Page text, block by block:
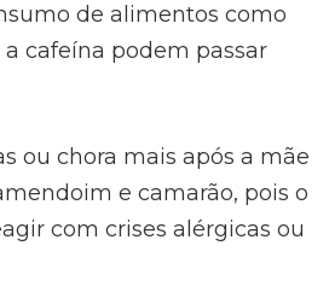
de alimentos como
cafeína podem passar
ou chora mais após a mãe
e camarão, pois o
com crises alérgicas ou